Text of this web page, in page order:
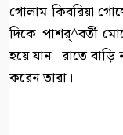
গোলাম কিবরিয়া
দিকে পাশর্^বর্তী
হয়ে যান। রাতে
করেন তারা।